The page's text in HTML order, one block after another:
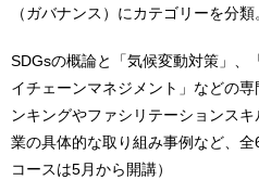
（ガバナンス）にカテゴリーを分類
SDGsの概論と「気候変動対策」、
イチェーンマネジメント」などの
ンキングやファシリテーションス
業の具体的な取り組み事例など、
コースは5月から開講）